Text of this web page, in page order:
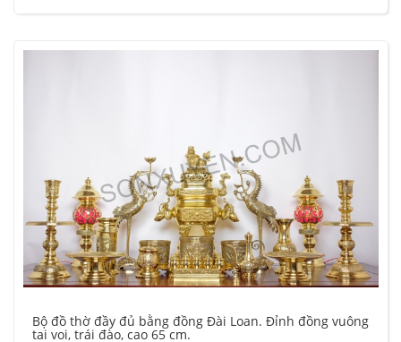
Bộ đồ thờ đầy đủ bằng đồng Đài Loan. Đỉnh đồng vuông
tai voi, trái đào, cao 65 cm.